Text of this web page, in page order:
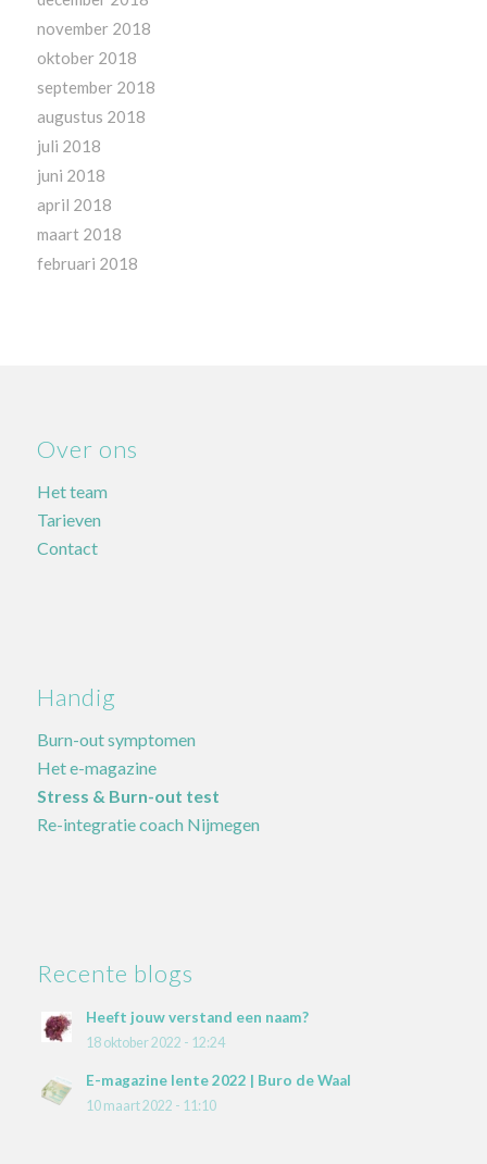
november 2018
oktober 2018
september 2018
augustus 2018
juli 2018
juni 2018
april 2018
maart 2018
februari 2018
Over ons
Het team
Tarieven
Contact
Handig
Burn-out symptomen
Het e-magazine
Stress & Burn-out test
Re-integratie coach Nijmegen
Recente blogs
Heeft jouw verstand een naam?
18 oktober 2022 - 12:24
E-magazine lente 2022 | Buro de Waal
10 maart 2022 - 11:10